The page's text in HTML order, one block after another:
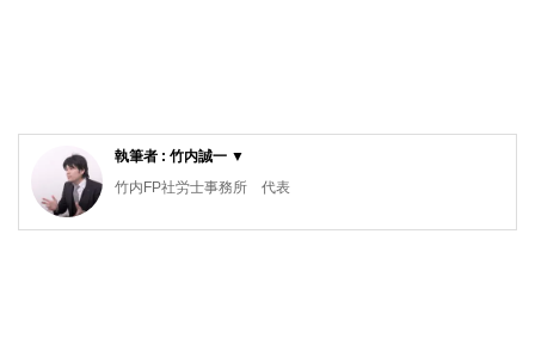
執筆者 : 竹内誠一 ▼
竹内FP社労士事務所 代表
社会保険労務士、ファイナンシャルプランナー（AFP）